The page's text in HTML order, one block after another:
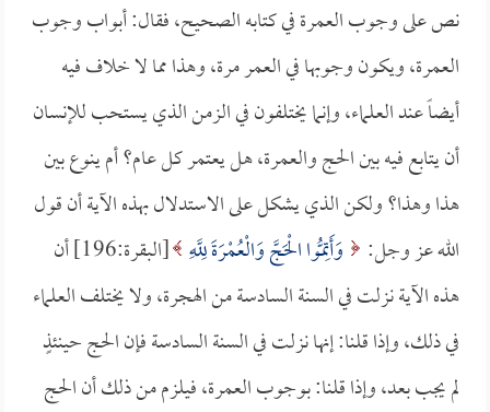
نص على وجوب العمرة في كتابه الصحيح، فقال: أبواب وجوب
العمرة، ويكون وجوبها في العمر مرة، وهذا مما لا خلاف فيه
أيضاً عند العلماء، وإنما يختلفون في الزمن الذي يستحب للإنسان
أن يتابع فيه بين الحج والعمرة، هل يعتمر كل عام؟ أم ينوع بين
هذا وهذا؟ ولكن الذي يشكل على الاستدلال بهذه الآية أن قول
الله عز وجل:
وَأَتِمُّوا الْحَجَّ وَالْعُمْرَةَ لِلَّهِ
[البقرة:196] أن
هذه الآية نزلت في السنة السادسة من الهجرة، ولا يختلف العلماء
في ذلك، وإذا قلنا: إنها نزلت في السنة السادسة فإن الحج حينئذٍ
لم يجب بعد، وإذا قلنا: بوجوب العمرة، فيلزم من ذلك أن الحج